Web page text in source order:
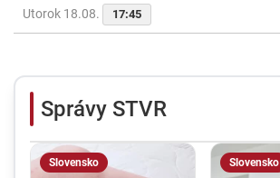
Utorok 18.08. 17:45
Správy STVR
Slovensko Slovensko